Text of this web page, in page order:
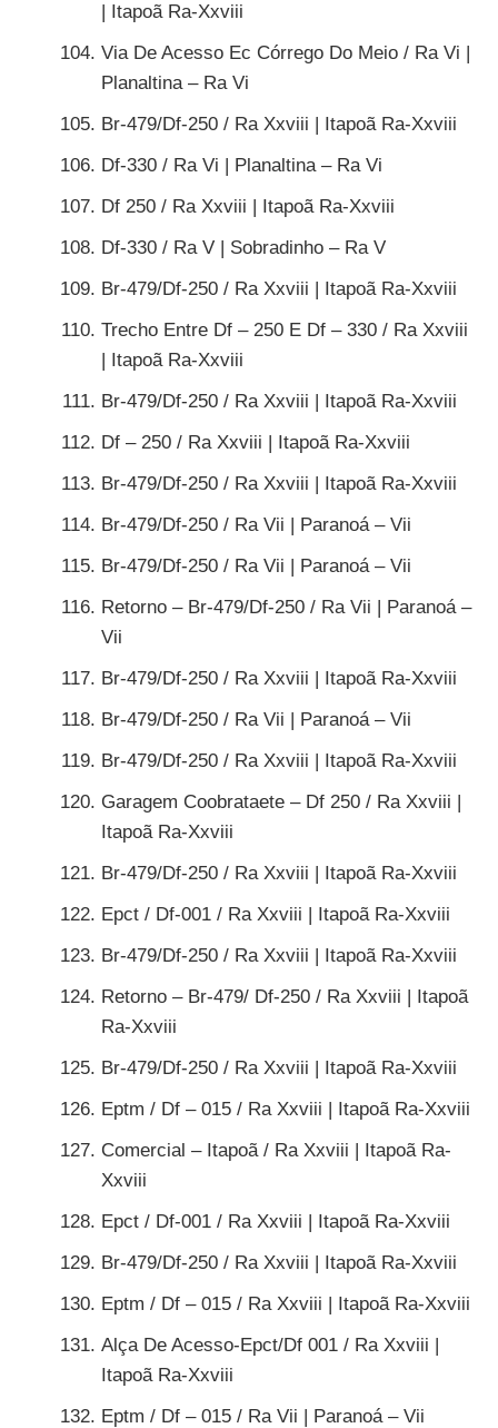
| Itapoã Ra-Xxviii
Via De Acesso Ec Córrego Do Meio / Ra Vi |
Planaltina – Ra Vi
Br-479/Df-250 / Ra Xxviii | Itapoã Ra-Xxviii
Df-330 / Ra Vi | Planaltina – Ra Vi
Df 250 / Ra Xxviii | Itapoã Ra-Xxviii
Df-330 / Ra V | Sobradinho – Ra V
Br-479/Df-250 / Ra Xxviii | Itapoã Ra-Xxviii
Trecho Entre Df – 250 E Df – 330 / Ra Xxviii
| Itapoã Ra-Xxviii
Br-479/Df-250 / Ra Xxviii | Itapoã Ra-Xxviii
Df – 250 / Ra Xxviii | Itapoã Ra-Xxviii
Br-479/Df-250 / Ra Xxviii | Itapoã Ra-Xxviii
Br-479/Df-250 / Ra Vii | Paranoá – Vii
Br-479/Df-250 / Ra Vii | Paranoá – Vii
Retorno – Br-479/Df-250 / Ra Vii | Paranoá –
Vii
Br-479/Df-250 / Ra Xxviii | Itapoã Ra-Xxviii
Br-479/Df-250 / Ra Vii | Paranoá – Vii
Br-479/Df-250 / Ra Xxviii | Itapoã Ra-Xxviii
Garagem Coobrataete – Df 250 / Ra Xxviii |
Itapoã Ra-Xxviii
Br-479/Df-250 / Ra Xxviii | Itapoã Ra-Xxviii
Epct / Df-001 / Ra Xxviii | Itapoã Ra-Xxviii
Br-479/Df-250 / Ra Xxviii | Itapoã Ra-Xxviii
Retorno – Br-479/ Df-250 / Ra Xxviii | Itapoã
Ra-Xxviii
Br-479/Df-250 / Ra Xxviii | Itapoã Ra-Xxviii
Eptm / Df – 015 / Ra Xxviii | Itapoã Ra-Xxviii
Comercial – Itapoã / Ra Xxviii | Itapoã Ra-
Xxviii
Epct / Df-001 / Ra Xxviii | Itapoã Ra-Xxviii
Br-479/Df-250 / Ra Xxviii | Itapoã Ra-Xxviii
Eptm / Df – 015 / Ra Xxviii | Itapoã Ra-Xxviii
Alça De Acesso-Epct/Df 001 / Ra Xxviii |
Itapoã Ra-Xxviii
Eptm / Df – 015 / Ra Vii | Paranoá – Vii